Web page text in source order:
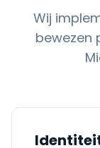
Wij
bewezen